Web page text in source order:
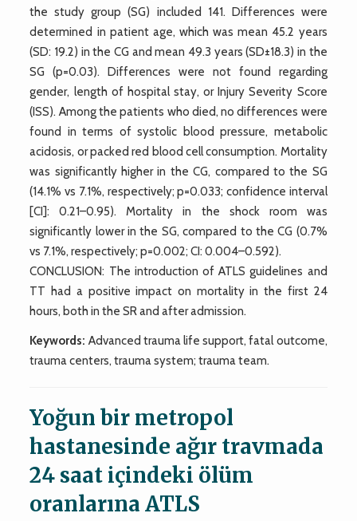
the study group (SG) included 141. Differences were
determined in patient age, which was mean 45.2 years
(SD: 19.2) in the CG and mean 49.3 years (SD±18.3) in the
SG (p=0.03). Differences were not found regarding
gender, length of hospital stay, or Injury Severity Score
(ISS). Among the patients who died, no differences were
found in terms of systolic blood pressure, metabolic
acidosis, or packed red blood cell consumption. Mortality
was significantly higher in the CG, compared to the SG
(14.1% vs 7.1%, respectively; p=0.033; confidence interval
[CI]: 0.21–0.95). Mortality in the shock room was
significantly lower in the SG, compared to the CG (0.7%
vs 7.1%, respectively; p=0.002; CI: 0.004–0.592).
CONCLUSION: The introduction of ATLS guidelines and
TT had a positive impact on mortality in the first 24
hours, both in the SR and after admission.
Keywords: Advanced trauma life support, fatal outcome,
trauma centers, trauma system; trauma team.
Yoğun bir metropol
hastanesinde ağır travmada
24 saat içindeki ölüm
oranlarına ATLS